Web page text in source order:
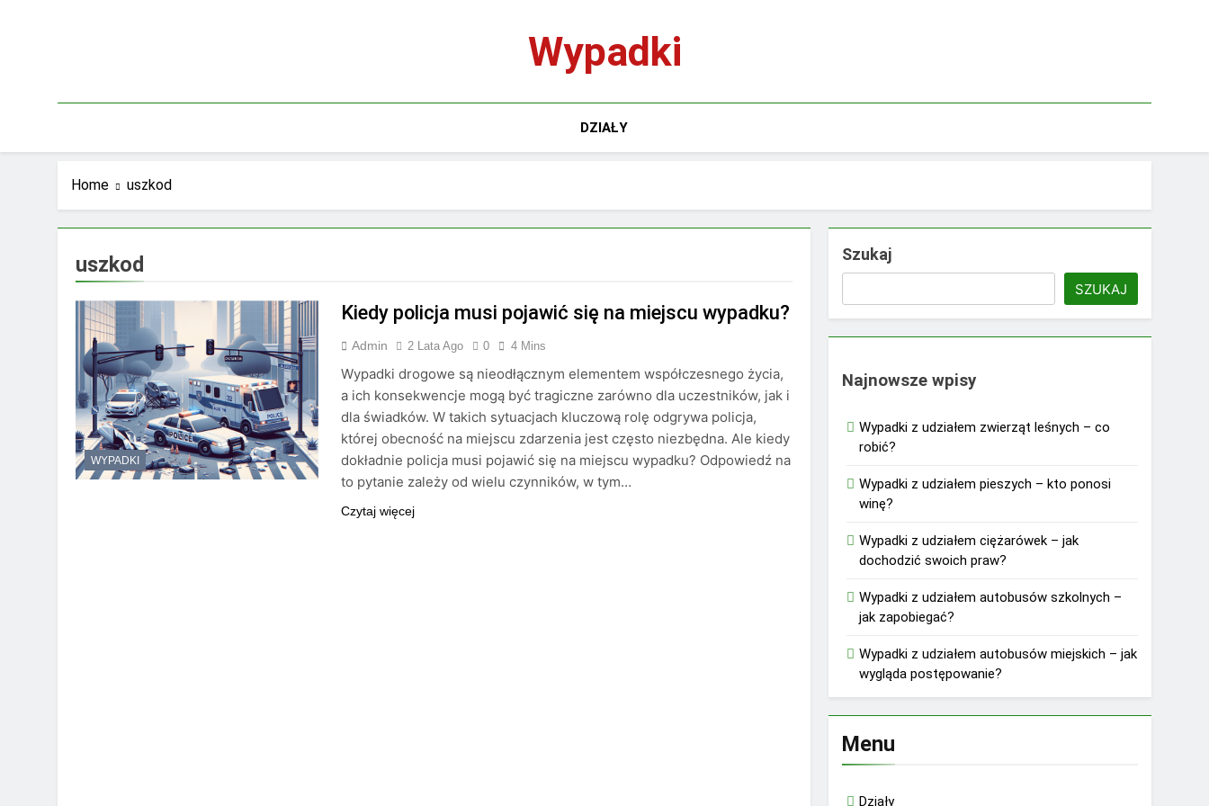
Wypadki
DZIAŁY
Home uszkod
uszkod
WYPADKI
Kiedy policja musi pojawić się na miejscu wypadku?
Admin 2 Lata Ago 0 4 Mins
Wypadki drogowe są nieodłącznym elementem współczesnego życia,
a ich konsekwencje mogą być tragiczne zarówno dla uczestników, jak i
dla świadków. W takich sytuacjach kluczową rolę odgrywa policja,
której obecność na miejscu zdarzenia jest często niezbędna. Ale kiedy
dokładnie policja musi pojawić się na miejscu wypadku? Odpowiedź na
to pytanie zależy od wielu czynników, w tym…
Czytaj więcej
Szukaj
SZUKAJ
Najnowsze wpisy
Wypadki z udziałem zwierząt leśnych – co
robić?
Wypadki z udziałem pieszych – kto ponosi
winę?
Wypadki z udziałem ciężarówek – jak
dochodzić swoich praw?
Wypadki z udziałem autobusów szkolnych –
jak zapobiegać?
Wypadki z udziałem autobusów miejskich – jak
wygląda postępowanie?
Menu
Działy